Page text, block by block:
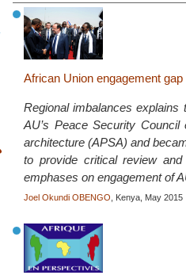
African Union engagement
Regional imbalances
AU’s Peace Security
architecture (APSA) and
to provide critical review
emphases on engagement of
Joel Okundi OBENGO , Kenya, May 2015